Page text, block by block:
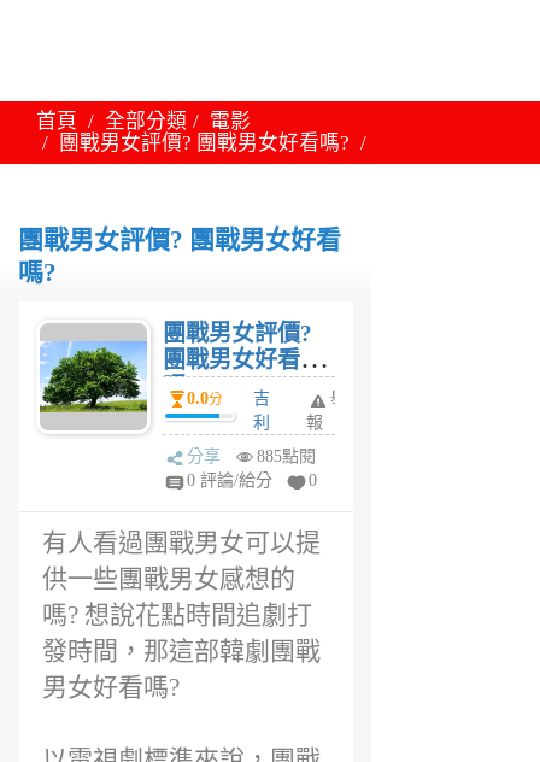
首頁 全部分類
電影
團戰男女評價? 團戰男女好看嗎?
團戰男女評價? 團戰男女好看
嗎?
團戰男女評價?
團戰男女好看
嗎?0.0分
吉
利
果
6
舉
報
分享
885點閱
0 評論/給分
0
有人看過團戰男女可以提
供一些團戰男女感想的
嗎? 想說花點時間追劇打
發時間，那這部韓劇團戰
男女好看嗎?